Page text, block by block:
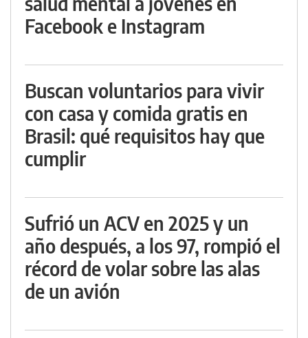
Facebook e Instagram
Buscan voluntarios para vivir
con casa y comida gratis en
Brasil: qué requisitos hay que
cumplir
Sufrió un ACV en 2025 y un
año después, a los 97, rompió el
récord de volar sobre las alas
de un avión